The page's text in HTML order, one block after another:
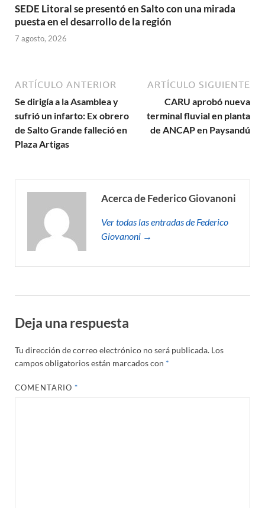
SEDE Litoral se presentó en Salto con una mirada
puesta en el desarrollo de la región
7 agosto, 2026
ARTÍCULO ANTERIOR
Se dirigía a la Asamblea y
sufrió un infarto: Ex obrero
de Salto Grande falleció en
Plaza Artigas
ARTÍCULO SIGUIENTE
CARU aprobó nueva
terminal fluvial en planta
de ANCAP en Paysandú
Acerca de Federico Giovanoni
Ver todas las entradas de Federico
Giovanoni →
Deja una respuesta
Tu dirección de correo electrónico no será publicada. Los
campos obligatorios están marcados con *
COMENTARIO*